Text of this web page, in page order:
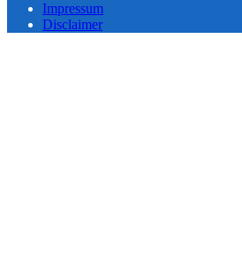
Impressum
Disclaimer